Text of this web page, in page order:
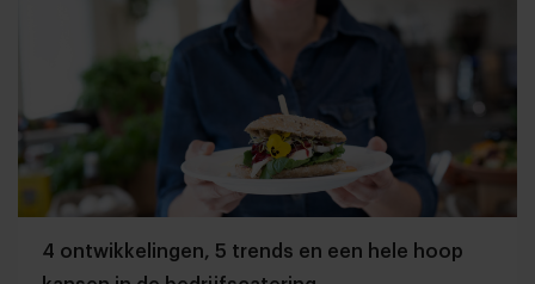
4 ontwikkelingen, 5 trends en een hele hoop